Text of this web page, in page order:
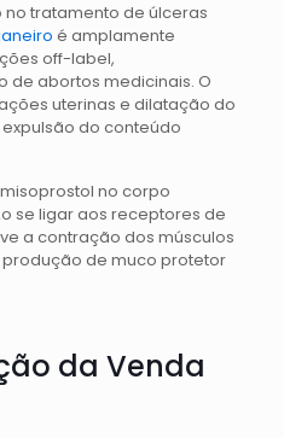
tratamento de úlceras
é amplamente
off-label,
de abortos medicinais. O
uterinas e dilatação do
do conteúdo
no corpo
se ligar aos receptores de
a contração dos músculos
de muco protetor
da Venda